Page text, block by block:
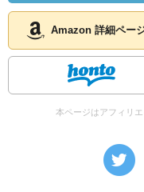
Amazon 詳細ペー
本ページはアフィリ